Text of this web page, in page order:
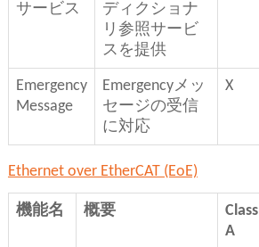
サービス
ディクショナ
リ参照サービ
スを提供
Emergency
Message
Emergencyメッ
セージの受信
に対応
X
Ethernet over EtherCAT (EoE)
機能名 概要
Class
A